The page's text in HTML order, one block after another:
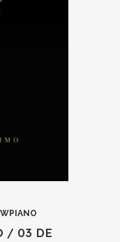
/ 03 DE
/ 03